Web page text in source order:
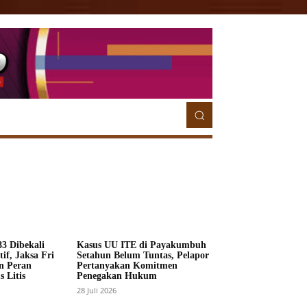
Dibekali
Jaksa Fri
Peran
Litis
Kasus UU ITE di Payakumbuh
Setahun Belum Tuntas, Pelapor
Pertanyakan Komitmen
Penegakan Hukum
28 Juli 2026